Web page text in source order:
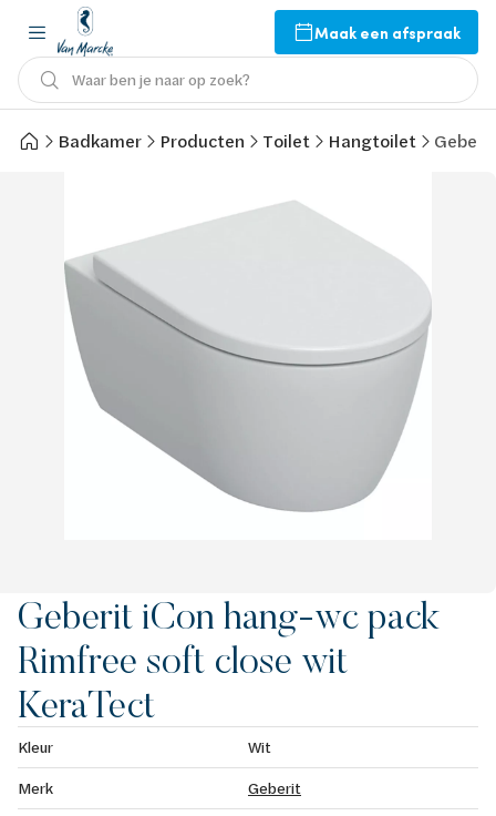
Maak een afspraak
Waar ben je naar op zoek?
Badkamer Producten Toilet Hangtoilet
Geberit iCon hang-wc pack
Rimfree soft close wit
KeraTect
Kleur
Wit
Merk
Geberit